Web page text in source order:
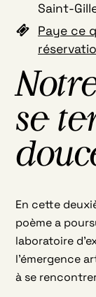
Saint-
Paye ce
se
En cette
poème a
laboratoire
l’émergence
à se